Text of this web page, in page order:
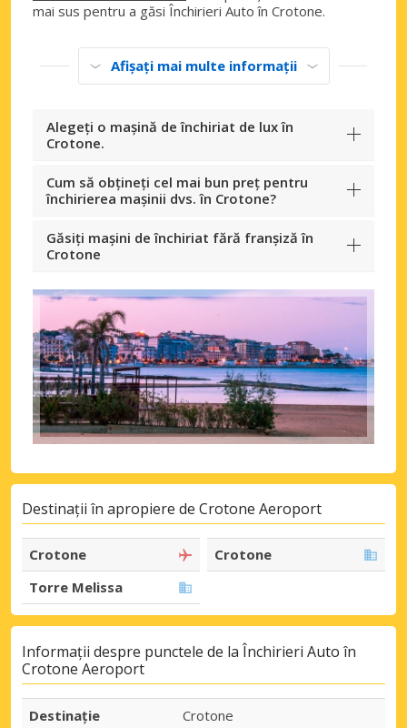
mai sus pentru a găsi Închirieri Auto în Crotone.
Afișați mai multe informații
Alegeți o mașină de închiriat de lux în
Crotone.
Cum să obțineți cel mai bun preț pentru
închirierea mașinii dvs. în Crotone?
Găsiți mașini de închiriat fără franșiză în
Crotone
Destinații în apropiere de Crotone Aeroport
Crotone
Crotone
Torre Melissa
Informații despre punctele de la Închirieri Auto în
Crotone Aeroport
Destinaţie
Crotone